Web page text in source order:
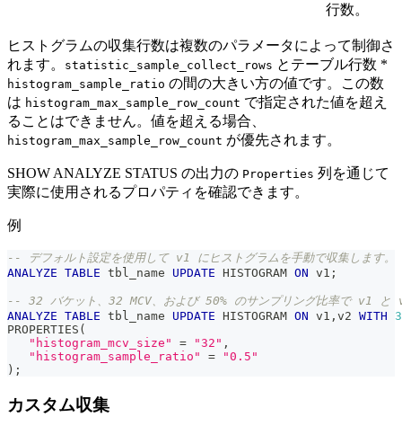
行数。
ヒストグラムの収集行数は複数のパラメータによって制御さ
れます。
statistic_sample_collect_rows とテーブル行数 *
histogram_sample_ratio の間の大きい方の値です。この数
は histogram_max_sample_row_count で指定された値を超え
ることはできません。値を超える場合、
histogram_max_sample_row_count が優先されます。
SHOW ANALYZE STATUS の出力の Properties 列を通じて
実際に使用されるプロパティを確認できます。
例
-- デフォルト設定を使用して v1 にヒストグラムを手動で収集します。
ANALYZE TABLE tbl_name UPDATE HISTOGRAM ON v1 ;
-- 32 バケット、32 MCV、および 50% のサンプリング比率で v1 と
ANALYZE TABLE tbl_name UPDATE HISTOGRAM ON v1 , v2 WITH
PROPERTIES (
"histogram_mcv_size"
= "32" ,
"histogram_sample_ratio"
=
"0.5"
) ;
カスタム収集